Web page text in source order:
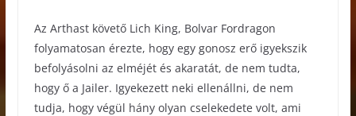
Az Arthast követő Lich King, Bolvar Fordragon
folyamatosan érezte, hogy egy gonosz erő igyekszik
befolyásolni az elméjét és akaratát, de nem tudta,
hogy ő a Jailer. Igyekezett neki ellenállni, de nem
tudja, hogy végül hány olyan cselekedete volt, ami